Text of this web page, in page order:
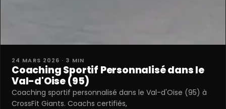
24 MARS 2026 · 3 MIN
Coaching Sportif Personnalisé dans le
Val-d'Oise (95)
Coaching sportif personnalisé dans le Val-d'Oise (95) à
CrossFit Giants. Coachs certifiés,